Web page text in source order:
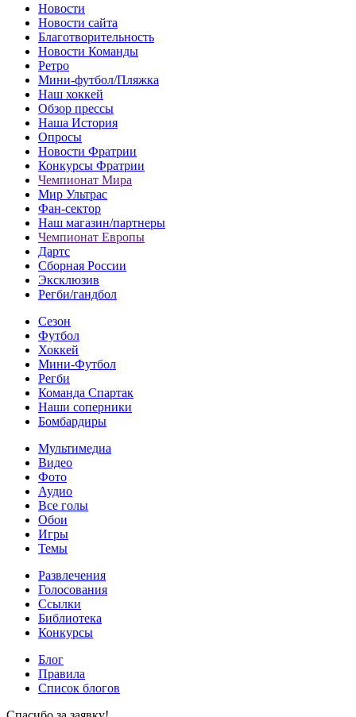
Новости
Новости сайта
Благотворительность
Новости Команды
Ретро
Мини-футбол/Пляжка
Наш хоккей
Обзор прессы
Наша История
Опросы
Новости Фратрии
Конкурсы Фратрии
Чемпионат Мира
Мир Ультрас
Фан-cектор
Наш магазин/партнеры
Чемпионат Европы
Дартс
Сборная России
Эксклюзив
Регби/гандбол
Сезон
Футбол
Хоккей
Мини-Футбол
Регби
Команда Спартак
Наши соперники
Бомбардиры
Мультимедиа
Видео
Фото
Аудио
Все голы
Обои
Игры
Темы
Развлечения
Голосования
Ссылки
Библиотека
Конкурсы
Блог
Правила
Список блогов